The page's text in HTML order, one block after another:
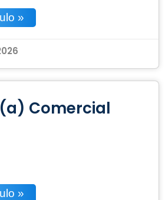
»
Comercial
»